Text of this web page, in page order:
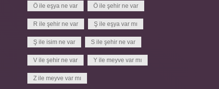
Ö ile eşya ne var Ö ile şehir ne var
R ile şehir ne var Ş ile eşya var mı
Ş ile isim ne var S ile şehir ne var
V ile şehir ne var Y ile meyve var mı
Z ile meyve var mı